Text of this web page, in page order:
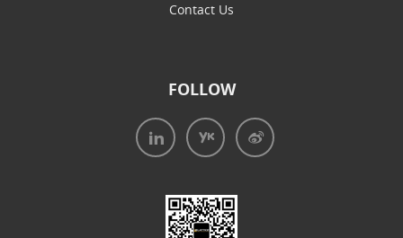
Contact Us
FOLLOW